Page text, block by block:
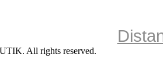
All rights reserved.